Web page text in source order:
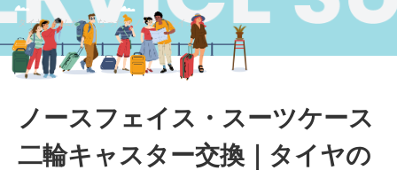
タイヤのゴムが無くなった｜ノースフェイス・スーツケース修理実績
ノースフェイス・スーツケース
二輪キャスター交換｜タイヤの